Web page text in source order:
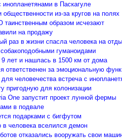
инопланетянами в Паскагуле
из-за кругов на полях
образом исчезают
на продажу
раз в жизни спасла человека на
гуманоидами
лет и нашлась в 1500 км от дома
ответственен за эмоциональную
человечества встреча с
пригодную для колонизации
One запустит проект лунной фермы
в подвале
подарками с бигфутом
в человека вселился демон
отказались вооружать свои